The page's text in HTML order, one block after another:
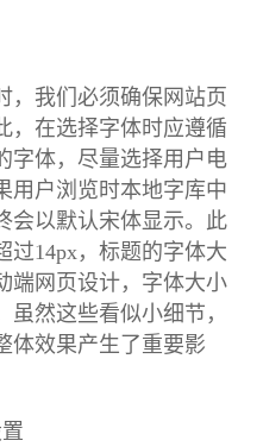
，我们必须确保网站页
，在选择字体时应遵循
字体，尽量选择用户电
用户浏览时本地字库中
会以默认宋体显示。此
过14px，标题的字体大
端网页设计，字体大小
然这些看似小细节，
体效果产生了重要影